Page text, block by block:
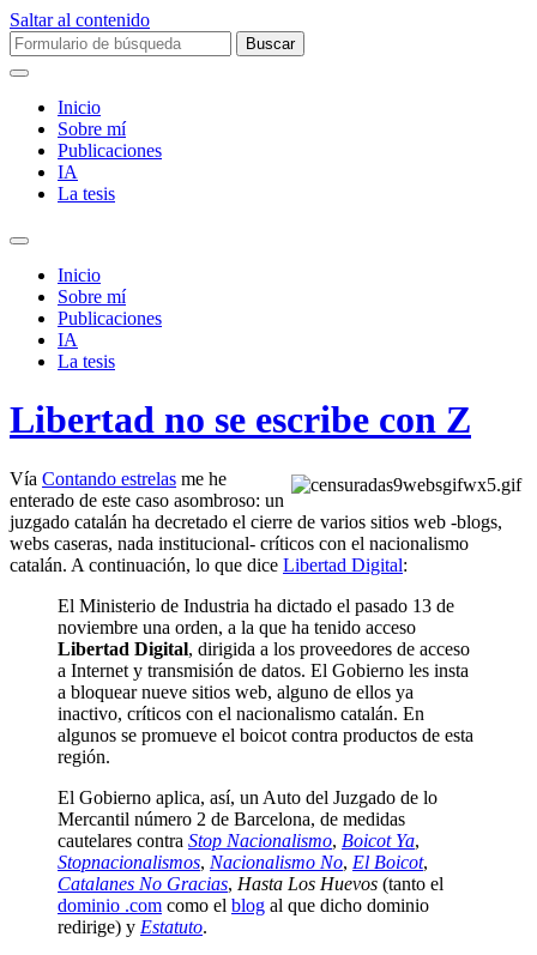
Saltar al contenido
Buscar:
Inicio
Sobre mí­
Publicaciones
IA
La tesis
Alternar
campo
búsqueda
Inicio
Sobre mí­
Publicaciones
IA
La tesis
Libertad no se escribe con Z
Vía Contando estrelas me he
enterado de este caso asombroso: un
juzgado catalán ha decretado el cierre de varios sitios web -blogs,
webs caseras, nada institucional- críticos con el nacionalismo
catalán. A continuación, lo que dice Libertad Digital:
El Ministerio de Industria ha dictado el pasado 13 de
noviembre una orden, a la que ha tenido acceso
Libertad Digital, dirigida a los proveedores de acceso
a Internet y transmisión de datos. El Gobierno les insta
a bloquear nueve sitios web, alguno de ellos ya
inactivo, críticos con el nacionalismo catalán. En
algunos se promueve el boicot contra productos de esta
región.
El Gobierno aplica, así, un Auto del Juzgado de lo
Mercantil número 2 de Barcelona, de medidas
cautelares contra Stop Nacionalismo, Boicot Ya,
Stopnacionalismos, Nacionalismo No, El Boicot,
Catalanes No Gracias, Hasta Los Huevos (tanto el
dominio .com como el blog al que dicho dominio
redirige) y Estatuto.